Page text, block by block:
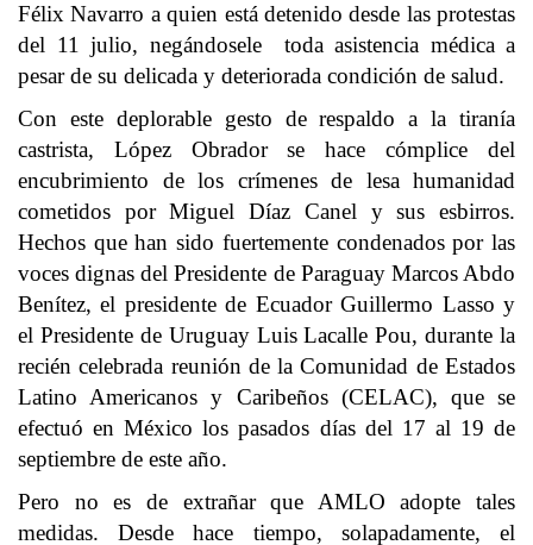
Félix Navarro a quien está detenido desde las protestas
del 11 julio, negándosele toda asistencia médica a
pesar de su delicada y deteriorada condición de salud.
Con este deplorable gesto de respaldo a la tiranía
castrista, López Obrador se hace cómplice del
encubrimiento de los crímenes de lesa humanidad
cometidos por Miguel Díaz Canel y sus esbirros.
Hechos que han sido fuertemente condenados por las
voces dignas del Presidente de Paraguay Marcos Abdo
Benítez, el presidente de Ecuador Guillermo Lasso y
el Presidente de Uruguay Luis Lacalle Pou, durante la
recién celebrada reunión de la Comunidad de Estados
Latino Americanos y Caribeños (CELAC), que se
efectuó en México los pasados días del 17 al 19 de
septiembre de este año.
Pero no es de extrañar que AMLO adopte tales
medidas. Desde hace tiempo, solapadamente, el